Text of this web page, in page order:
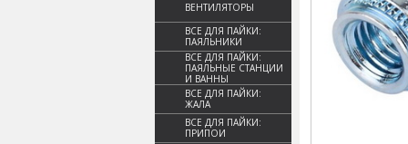
ВЕНТИЛЯТОРЫ
ВСЕ ДЛЯ ПАЙКИ:
ПАЯЛЬНИКИ
ВСЕ ДЛЯ ПАЙКИ:
ПАЯЛЬНЫЕ СТАНЦИИ
И ВАННЫ
ВСЕ ДЛЯ ПАЙКИ:
ЖАЛА
ВСЕ ДЛЯ ПАЙКИ:
ПРИПОИ